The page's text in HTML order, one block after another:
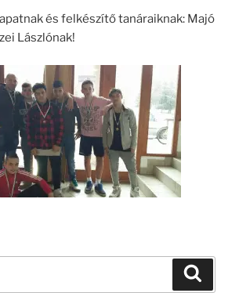
és felkészítő tanáraiknak: Majó
Lászlónak!